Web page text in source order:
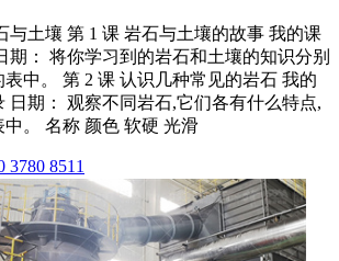
与土壤 第 1 课 岩石与土壤的故事 我的课
期： 将你学习到的岩石和土壤的知识分别
中。 第 2 课 认识几种常见的岩石 我的
日期： 观察不同岩石,它们各有什么特点,
。 名称 颜色 软硬 光滑
3780 8511